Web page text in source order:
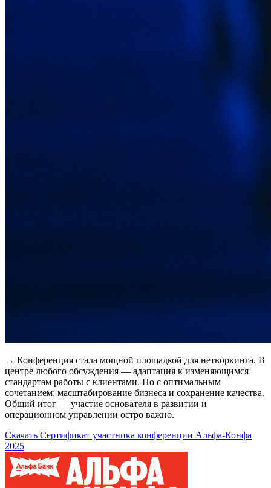
→ Конференция стала мощной площадкой для нетворкинга. В
центре любого обсуждения — адаптация к изменяющимся
стандартам работы с клиентами. Но с оптимальным
сочетанием: масштабирование бизнеса и сохранение качества.
Общий итог — участие основателя в развитии и
операционном управлении остро важно.
Скачать Сертификат участника конференции Альфа-Конфа
2025